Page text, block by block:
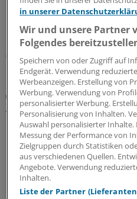
Nordrhein ihre
Monaten sind über 20.000
05.08.2026
Zentrale Änderungen im
Aktualisierter GOÄ-
Umbewertungen und
Bundesärztekammer und
GOÄneu vorgelegt. Er
Leistungen auf – und
Überblick mit Beispielen
in unserer
Wir und unsere Partner
Folgendes
Speichern von oder Zugriff auf
Endgerät. Verwendung
Werbeanzeigen. Erstellung von
Werbung. Verwendung von
personalisierter Werbung.
Personalisierung von Inhalten.
Auswahl personalisierter
Messung der Performance von
Zielgruppen durch Statistiken
aus verschiedenen Quellen.
Angebote. Verwendung
Inhalten.
Liste der Partner